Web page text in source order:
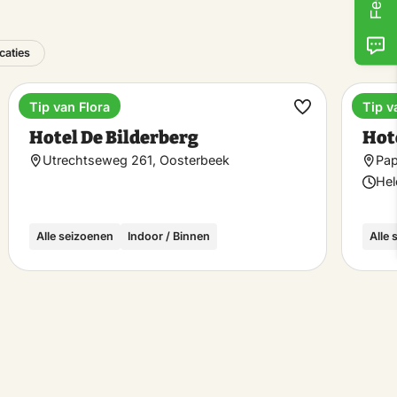
Hotel
Hotel De Bilderberg
Utrechtseweg 261, Oosterbeek
Alle seizoenen Indoor / Binnen
Tip van Flora
Maak
Alle
Tip